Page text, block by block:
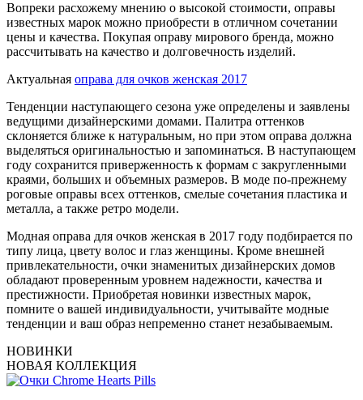
Вопреки расхожему мнению о высокой стоимости, оправы
известных марок можно приобрести в отличном сочетании
цены и качества. Покупая оправу мирового бренда, можно
рассчитывать на качество и долговечность изделий.
Актуальная оправа для очков женская 2017
Тенденции наступающего сезона уже определены и заявлены
ведущими дизайнерскими домами. Палитра оттенков
склоняется ближе к натуральным, но при этом оправа должна
выделяться оригинальностью и запоминаться. В наступающем
году сохранится приверженность к формам с закругленными
краями, больших и объемных размеров. В моде по-прежнему
роговые оправы всех оттенков, смелые сочетания пластика и
металла, а также ретро модели.
Модная оправа для очков женская в 2017 году подбирается по
типу лица, цвету волос и глаз женщины. Кроме внешней
привлекательности, очки знаменитых дизайнерских домов
обладают проверенным уровнем надежности, качества и
престижности. Приобретая новинки известных марок,
помните о вашей индивидуальности, учитывайте модные
тенденции и ваш образ непременно станет незабываемым.
НОВИНКИ
НОВАЯ КОЛЛЕКЦИЯ